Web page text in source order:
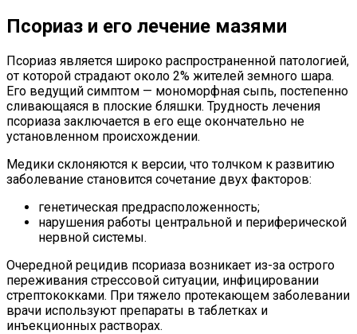
Псориаз и его лечение мазями
Псориаз является широко распространенной патологией,
от которой страдают около 2% жителей земного шара.
Его ведущий симптом — мономорфная сыпь, постепенно
сливающаяся в плоские бляшки. Трудность лечения
псориаза заключается в его еще окончательно не
установленном происхождении.
Медики склоняются к версии, что толчком к развитию
заболевание становится сочетание двух факторов:
генетическая предрасположенность;
нарушения работы центральной и периферической
нервной системы.
Очередной рецидив псориаза возникает из-за острого
переживания стрессовой ситуации, инфицировании
стрептококками. При тяжело протекающем заболевании
врачи используют препараты в таблетках и
инъекционных растворах.